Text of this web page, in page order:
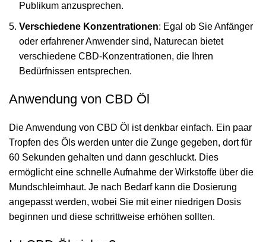
Publikum anzusprechen.
Verschiedene Konzentrationen: Egal ob Sie Anfänger
oder erfahrener Anwender sind, Naturecan bietet
verschiedene CBD-Konzentrationen, die Ihren
Bedürfnissen entsprechen.
Anwendung von CBD Öl
Die Anwendung von CBD Öl ist denkbar einfach. Ein paar
Tropfen des Öls werden unter die Zunge gegeben, dort für
60 Sekunden gehalten und dann geschluckt. Dies
ermöglicht eine schnelle Aufnahme der Wirkstoffe über die
Mundschleimhaut. Je nach Bedarf kann die Dosierung
angepasst werden, wobei Sie mit einer niedrigen Dosis
beginnen und diese schrittweise erhöhen sollten.